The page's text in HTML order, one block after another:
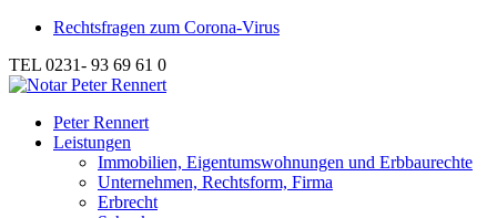
Rechtsfragen zum Corona-Virus
TEL 0231- 93 69 61 0
Peter Rennert
Leistungen
Immobilien, Eigentumswohnungen und Erbbaurechte
Unternehmen, Rechtsform, Firma
Erbrecht